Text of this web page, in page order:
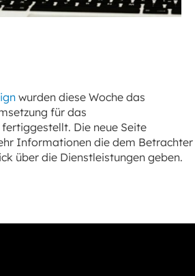
wurden diese Woche das
für das
Die neue Seite
Informationen die dem Betrachter
über die Dienstleistungen geben.